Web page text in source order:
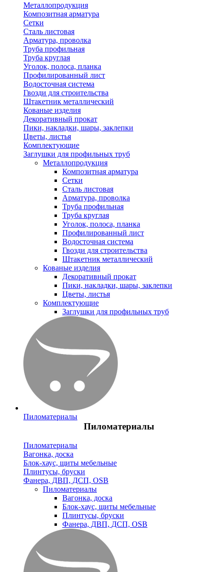
Металлопродукция
Композитная арматура
Сетки
Сталь листовая
Арматура, проволка
Труба профильная
Труба круглая
Уголок, полоса, планка
Профилированный лист
Водосточная система
Гвозди для строительства
Штакетник металлический
Кованые изделия
Декоративный прокат
Пики, накладки, шары, заклепки
Цветы, листья
Комплектующие
Заглушки для профильных труб
Металлопродукция
Композитная арматура
Сетки
Сталь листовая
Арматура, проволка
Труба профильная
Труба круглая
Уголок, полоса, планка
Профилированный лист
Водосточная система
Гвозди для строительства
Штакетник металлический
Кованые изделия
Декоративный прокат
Пики, накладки, шары, заклепки
Цветы, листья
Комплектующие
Заглушки для профильных труб
Пиломатериалы
Пиломатериалы
Пиломатериалы
Вагонка, доска
Блок-хаус, щиты мебельные
Плинтусы, бруски
Фанера, ДВП, ДСП, OSB
Пиломатериалы
Вагонка, доска
Блок-хаус, щиты мебельные
Плинтусы, бруски
Фанера, ДВП, ДСП, OSB